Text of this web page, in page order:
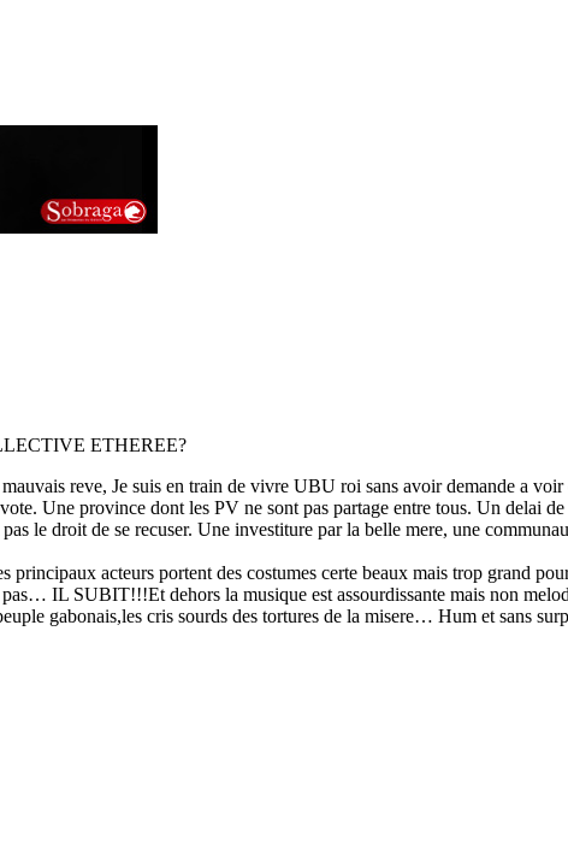
ETHEREE?
reve, Je suis en train de vivre UBU roi sans avoir demande a voir
Une province dont les PV ne sont pas partage entre tous. Un delai
le droit de se recuser. Une investiture par la belle mere, une
principaux acteurs portent des costumes certe beaux mais trop grand
IL SUBIT!!!Et dehors la musique est assourdissante mais non
gabonais,les cris sourds des tortures de la misere… Hum et sans